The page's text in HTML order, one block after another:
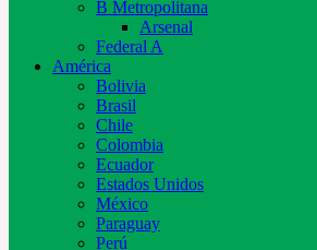
B Metropolitana
Arsenal
Federal A
América
Bolivia
Brasil
Chile
Colombia
Ecuador
Estados Unidos
México
Paraguay
Perú